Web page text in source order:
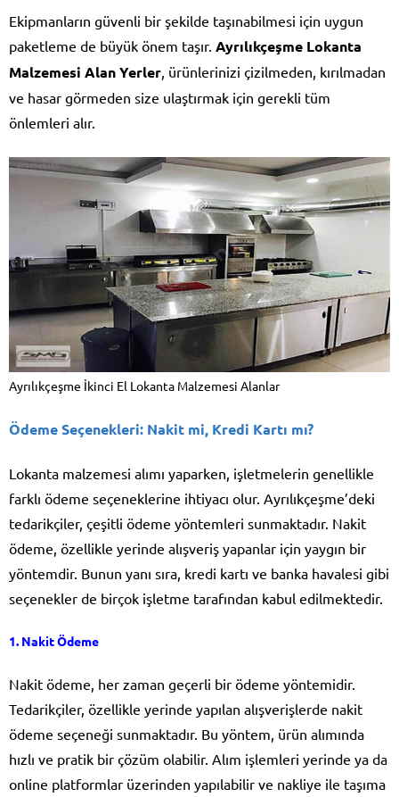
Ekipmanların güvenli bir şekilde taşınabilmesi için uygun
paketleme de büyük önem taşır. Ayrılıkçeşme Lokanta
Malzemesi Alan Yerler, ürünlerinizi çizilmeden, kırılmadan
ve hasar görmeden size ulaştırmak için gerekli tüm
önlemleri alır.
Ayrılıkçeşme İkinci El Lokanta Malzemesi Alanlar
Ödeme Seçenekleri: Nakit mi, Kredi Kartı mı?
Lokanta malzemesi alımı yaparken, işletmelerin genellikle
farklı ödeme seçeneklerine ihtiyacı olur. Ayrılıkçeşme’deki
tedarikçiler, çeşitli ödeme yöntemleri sunmaktadır. Nakit
ödeme, özellikle yerinde alışveriş yapanlar için yaygın bir
yöntemdir. Bunun yanı sıra, kredi kartı ve banka havalesi gibi
seçenekler de birçok işletme tarafından kabul edilmektedir.
1. Nakit Ödeme
Nakit ödeme, her zaman geçerli bir ödeme yöntemidir.
Tedarikçiler, özellikle yerinde yapılan alışverişlerde nakit
ödeme seçeneği sunmaktadır. Bu yöntem, ürün alımında
hızlı ve pratik bir çözüm olabilir. Alım işlemleri yerinde ya da
online platformlar üzerinden yapılabilir ve nakliye ile taşıma